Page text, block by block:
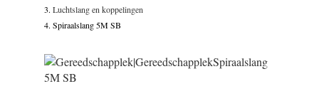
Luchtslang en koppelingen
Spiraalslang 5M SB